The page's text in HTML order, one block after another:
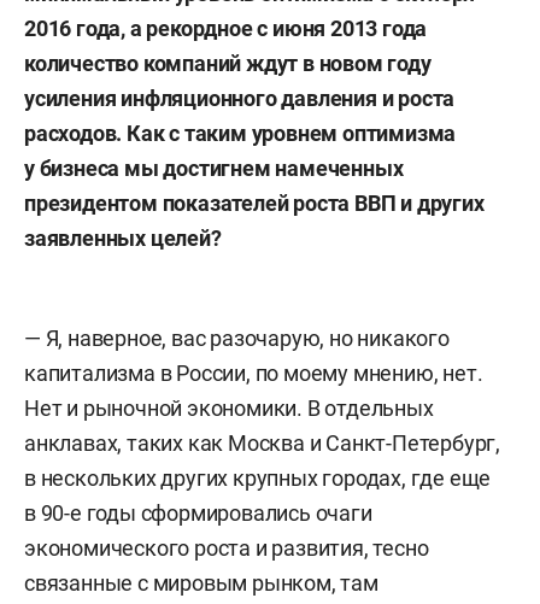
2016 года,а рекордное с июня 2013 года
количество компанийждут в новом году
усиления инфляционного давления ироста
расходов. Как с таким уровнем оптимизма
у бизнеса мыдостигнем намеченных
президентом показателейроста ВВП идругих
заявленных целей?
— Я, наверное, вас разочарую, но никакого
капитализма в России, по моему мнению, нет.
Нет и рыночной экономики. В отдельных
анклавах, таких как Москва и Санкт-Петербург,
в нескольких других крупных городах, где еще
в 90-е годы сформировались очаги
экономического роста и развития, тесно
связанные с мировым рынком, там